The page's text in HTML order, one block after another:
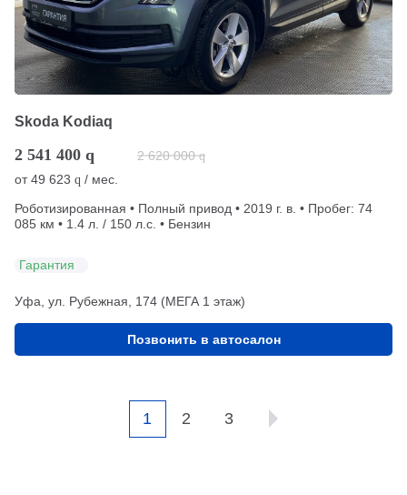
Skoda Kodiaq
2 541 400 q 2 620 000 q
от49 623 q / мес.
Роботизированная • Полный привод • 2019 г. в. • Пробег: 74
085 км • 1.4 л. / 150 л.с. • Бензин
Гарантия
Уфа, ул. Рубежная, 174 (МЕГА 1 этаж)
Позвонить в автосалон
1 2 3